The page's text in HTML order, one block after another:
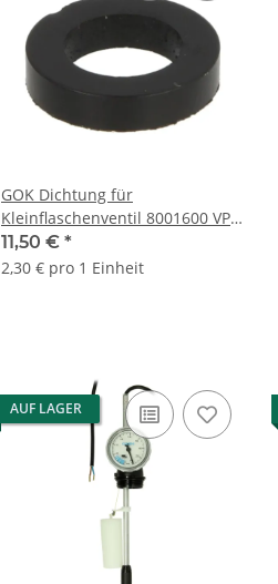
GOK Dichtung für
Kleinflaschenventil 8001600 VPE
5 Stück
11,50 € *
2,30 € pro 1 Einheit
AUF LAGER